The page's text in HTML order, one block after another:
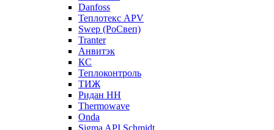
Danfoss
Теплотекс APV
Swep (РоСвеп)
Tranter
Анвитэк
КС
Теплоконтроль
ТИЖ
Ридан НН
Thermowave
Onda
Sigma API Schmidt